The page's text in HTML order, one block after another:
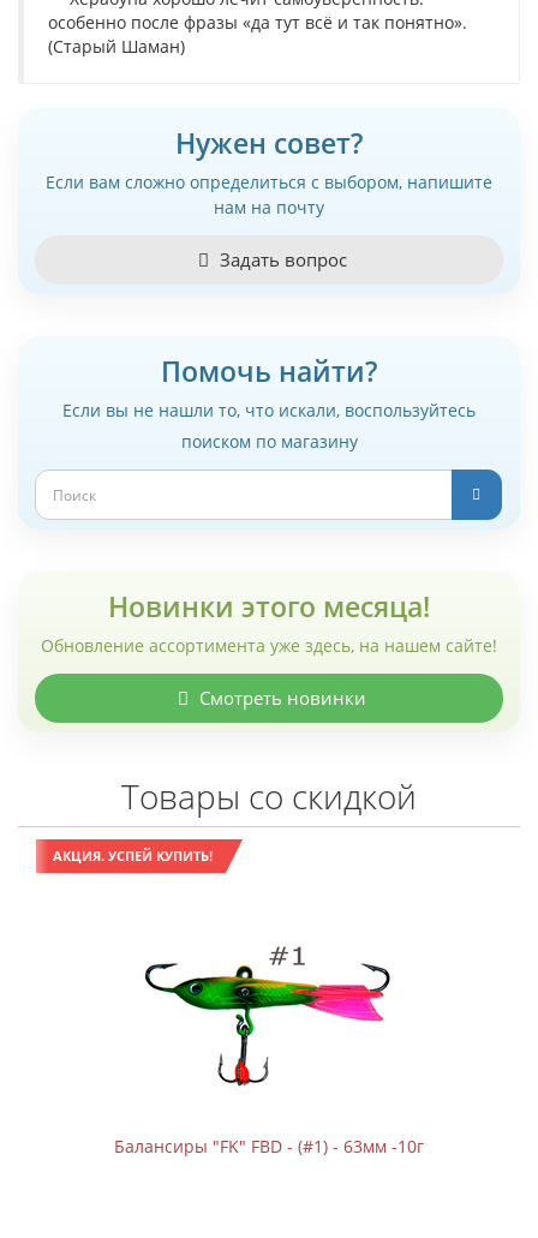
особенно после фразы «да тут всё и так понятно».
(Старый Шаман)
Нужен совет?
Если вам сложно определиться с выбором, напишите
нам на почту
Задать вопрос
Помочь найти?
Если вы не нашли то, что искали, воспользуйтесь
поиском по магазину
Новинки этого месяца!
Обновление ассортимента уже здесь, на нашем сайте!
Смотреть новинки
Товары со скидкой
АКЦИЯ. УСПЕЙ КУПИТЬ!
Балансиры "FK" FBD - (#1) - 63мм -10г